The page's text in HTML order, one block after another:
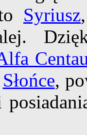
Syriusz
Słońce,